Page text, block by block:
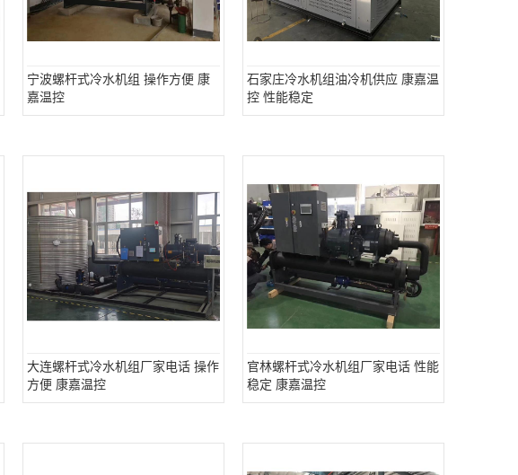
宁波螺杆式冷水机组 操作方便 康
嘉温控
石家庄冷水机组油冷机供应 康嘉温
控 性能稳定
大连螺杆式冷水机组厂家电话 操作
方便 康嘉温控
官林螺杆式冷水机组厂家电话 性能
稳定 康嘉温控